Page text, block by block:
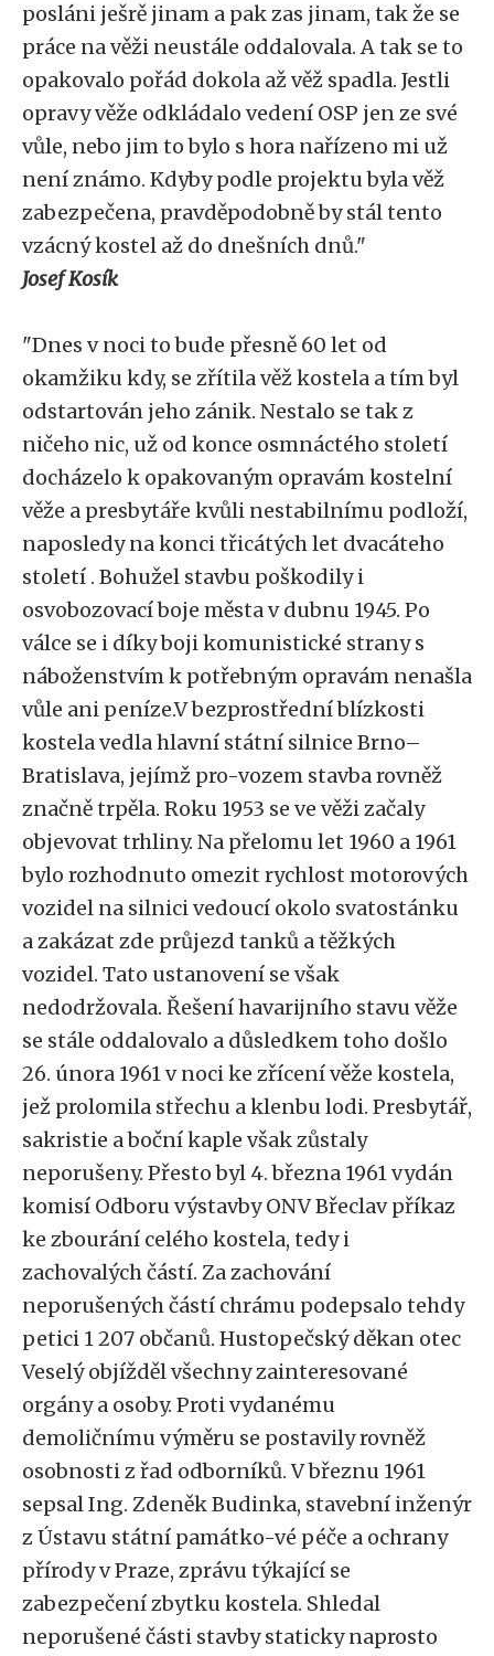
posláni ješrě jinam a pak zas jinam, tak že se
práce na věži neustále oddalovala. A tak se to
opakovalo pořád dokola až věž spadla. Jestli
opravy věže odkládalo vedení OSP jen ze své
vůle, nebo jim to bylo s hora nařízeno mi už
není známo. Kdyby podle projektu byla věž
zabezpečena, pravděpodobně by stál tento
vzácný kostel až do dnešních dnů."
Josef Kosík
"Dnes v noci to bude přesně 60 let od
okamžiku kdy, se zřítila věž kostela a tím byl
odstartován jeho zánik. Nestalo se tak z
ničeho nic, už od konce osmnáctého století
docházelo k opakovaným opravám kostelní
věže a presbytáře kvůli nestabilnímu podloží,
naposledy na konci třicátých let dvacáteho
století . Bohužel stavbu poškodily i
osvobozovací boje města v dubnu 1945. Po
válce se i díky boji komunistické strany s
náboženstvím k potřebným opravám nenašla
vůle ani peníze.V bezprostřední blízkosti
kostela vedla hlavní státní silnice Brno–
Bratislava, jejímž pro-vozem stavba rovněž
značně trpěla. Roku 1953 se ve věži začaly
objevovat trhliny. Na přelomu let 1960 a 1961
bylo rozhodnuto omezit rychlost motorových
vozidel na silnici vedoucí okolo svatostánku
a zakázat zde průjezd tanků a těžkých
vozidel. Tato ustanovení se však
nedodržovala. Řešení havarijního stavu věže
se stále oddalovalo a důsledkem toho došlo
26. února 1961 v noci ke zřícení věže kostela,
jež prolomila střechu a klenbu lodi. Presbytář,
sakristie a boční kaple však zůstaly
neporušeny. Přesto byl 4. března 1961 vydán
komisí Odboru výstavby ONV Břeclav příkaz
ke zbourání celého kostela, tedy i
zachovalých částí. Za zachování
neporušených částí chrámu podepsalo tehdy
petici 1 207 občanů. Hustopečský děkan otec
Veselý objížděl všechny zainteresované
orgány a osoby. Proti vydanému
demoličnímu výměru se postavily rovněž
osobnosti z řad odborníků. V březnu 1961
sepsal Ing. Zdeněk Budinka, stavební inženýr
z Ústavu státní památko-vé péče a ochrany
přírody v Praze, zprávu týkající se
zabezpečení zbytku kostela. Shledal
neporušené části stavby staticky naprosto